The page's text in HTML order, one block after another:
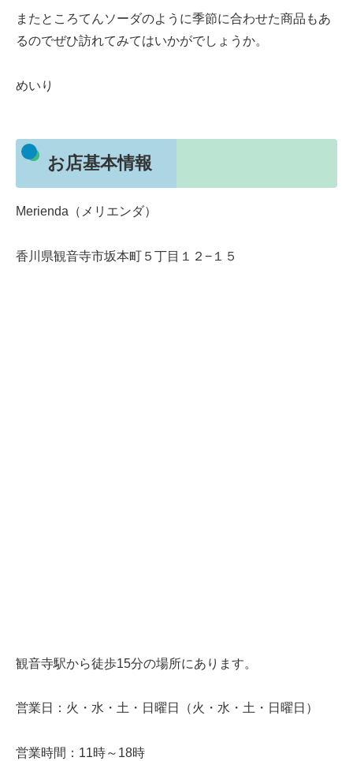
またところてんソーダのように季節に合わせた商品もあ
るのでぜひ訪れてみてはいかがでしょうか。
めいり
お店基本情報
Merienda（メリエンダ）
香川県観音寺市坂本町５丁目１２−１５
観音寺駅から徒歩15分の場所にあります。
営業日：火・水・土・日曜日（火・水・土・日曜日）
営業時間：11時～18時